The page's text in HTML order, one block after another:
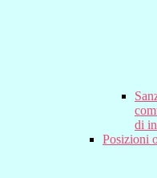
di
Posizioni